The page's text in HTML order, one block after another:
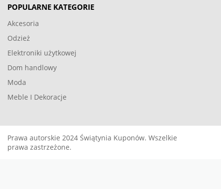
POPULARNE KATEGORIE
Akcesoria
Odzież
Elektroniki użytkowej
Dom handlowy
Moda
Meble I Dekoracje
Prawa autorskie 2024 Świątynia Kuponów. Wszelkie
prawa zastrzeżone.